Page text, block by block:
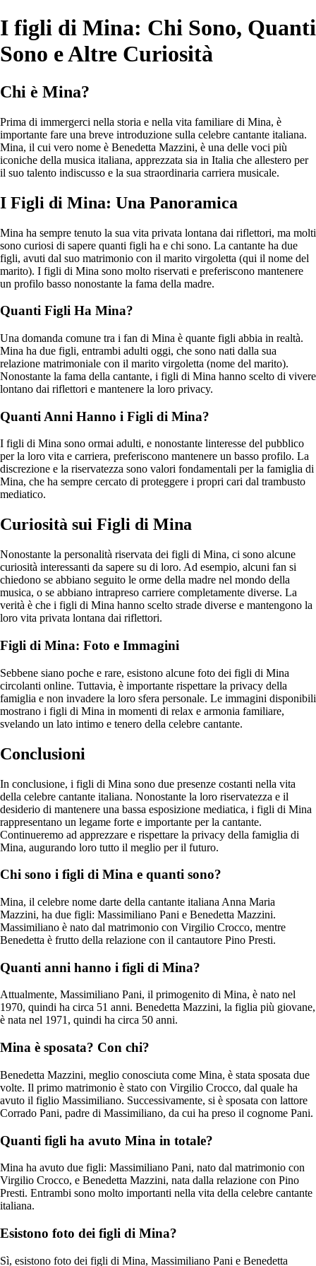
I figli di Mina: Chi Sono, Quanti
Sono e Altre Curiosità
Chi è Mina?
Prima di immergerci nella storia e nella vita familiare di Mina, è
importante fare una breve introduzione sulla celebre cantante italiana.
Mina, il cui vero nome è Benedetta Mazzini, è una delle voci più
iconiche della musica italiana, apprezzata sia in Italia che allestero per
il suo talento indiscusso e la sua straordinaria carriera musicale.
I Figli di Mina: Una Panoramica
Mina ha sempre tenuto la sua vita privata lontana dai riflettori, ma molti
sono curiosi di sapere quanti figli ha e chi sono. La cantante ha due
figli, avuti dal suo matrimonio con il marito virgoletta (qui il nome del
marito). I figli di Mina sono molto riservati e preferiscono mantenere
un profilo basso nonostante la fama della madre.
Quanti Figli Ha Mina?
Una domanda comune tra i fan di Mina è quante figli abbia in realtà.
Mina ha due figli, entrambi adulti oggi, che sono nati dalla sua
relazione matrimoniale con il marito virgoletta (nome del marito).
Nonostante la fama della cantante, i figli di Mina hanno scelto di vivere
lontano dai riflettori e mantenere la loro privacy.
Quanti Anni Hanno i Figli di Mina?
I figli di Mina sono ormai adulti, e nonostante linteresse del pubblico
per la loro vita e carriera, preferiscono mantenere un basso profilo. La
discrezione e la riservatezza sono valori fondamentali per la famiglia di
Mina, che ha sempre cercato di proteggere i propri cari dal trambusto
mediatico.
Curiosità sui Figli di Mina
Nonostante la personalità riservata dei figli di Mina, ci sono alcune
curiosità interessanti da sapere su di loro. Ad esempio, alcuni fan si
chiedono se abbiano seguito le orme della madre nel mondo della
musica, o se abbiano intrapreso carriere completamente diverse. La
verità è che i figli di Mina hanno scelto strade diverse e mantengono la
loro vita privata lontana dai riflettori.
Figli di Mina: Foto e Immagini
Sebbene siano poche e rare, esistono alcune foto dei figli di Mina
circolanti online. Tuttavia, è importante rispettare la privacy della
famiglia e non invadere la loro sfera personale. Le immagini disponibili
mostrano i figli di Mina in momenti di relax e armonia familiare,
svelando un lato intimo e tenero della celebre cantante.
Conclusioni
In conclusione, i figli di Mina sono due presenze costanti nella vita
della celebre cantante italiana. Nonostante la loro riservatezza e il
desiderio di mantenere una bassa esposizione mediatica, i figli di Mina
rappresentano un legame forte e importante per la cantante.
Continueremo ad apprezzare e rispettare la privacy della famiglia di
Mina, augurando loro tutto il meglio per il futuro.
Chi sono i figli di Mina e quanti sono?
Mina, il celebre nome darte della cantante italiana Anna Maria
Mazzini, ha due figli: Massimiliano Pani e Benedetta Mazzini.
Massimiliano è nato dal matrimonio con Virgilio Crocco, mentre
Benedetta è frutto della relazione con il cantautore Pino Presti.
Quanti anni hanno i figli di Mina?
Attualmente, Massimiliano Pani, il primogenito di Mina, è nato nel
1970, quindi ha circa 51 anni. Benedetta Mazzini, la figlia più giovane,
è nata nel 1971, quindi ha circa 50 anni.
Mina è sposata? Con chi?
Benedetta Mazzini, meglio conosciuta come Mina, è stata sposata due
volte. Il primo matrimonio è stato con Virgilio Crocco, dal quale ha
avuto il figlio Massimiliano. Successivamente, si è sposata con lattore
Corrado Pani, padre di Massimiliano, da cui ha preso il cognome Pani.
Quanti figli ha avuto Mina in totale?
Mina ha avuto due figli: Massimiliano Pani, nato dal matrimonio con
Virgilio Crocco, e Benedetta Mazzini, nata dalla relazione con Pino
Presti. Entrambi sono molto importanti nella vita della celebre cantante
italiana.
Esistono foto dei figli di Mina?
Sì, esistono foto dei figli di Mina, Massimiliano Pani e Benedetta